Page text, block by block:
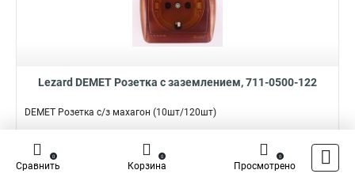
Lezard DEMET Розетка с заземлением, 711-0500-122
DEMET Розетка с/з махагон (10шт/120шт)
Подробнее Сравнить
Наличие:
Сравнить
0
Корзина
0
Просмотрено
0